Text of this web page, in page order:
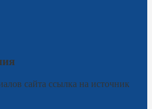
сайта ссылка на источник